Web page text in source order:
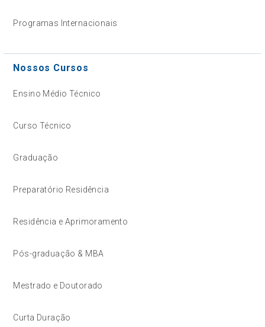
Programas Internacionais
Nossos Cursos
Ensino Médio Técnico
Curso Técnico
Graduação
Preparatório Residência
Residência e Aprimoramento
Pós-graduação & MBA
Mestrado e Doutorado
Curta Duração